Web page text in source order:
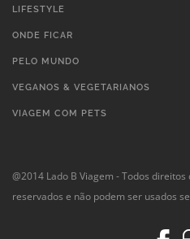
LIFESTYLE
ONDE FICAR
PELO MUNDO
VEGANOS & VEGETARIANOS
VIAGEM COM PETS
@2014 Lado B Viagem - Todos
reservados e não podem ser usados